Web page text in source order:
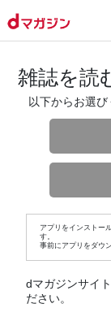
雑誌を読
以下からお選び
アプリをインストー
す。
事前にアプリをダウ
dマガジンサイ
ださい。